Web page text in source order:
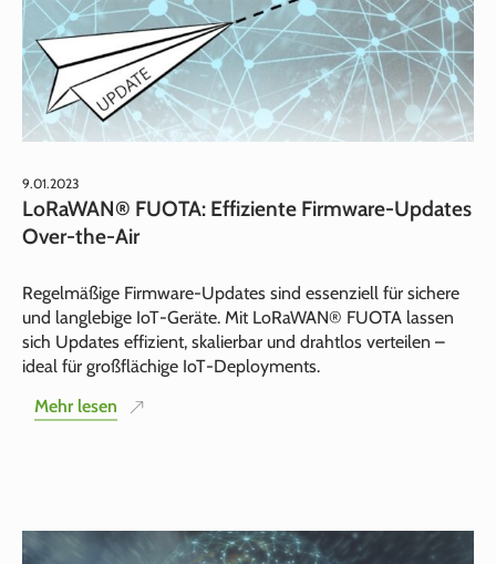
9.01.2023
LoRaWAN® FUOTA: Effiziente Firmware-Updates
Over-the-Air
Regelmäßige Firmware-Updates sind essenziell für sichere
und langlebige IoT‑Geräte. Mit LoRaWAN® FUOTA lassen
sich Updates effizient, skalierbar und drahtlos verteilen –
ideal für großflächige IoT‑Deployments.
Mehr lesen